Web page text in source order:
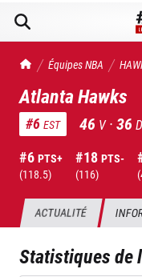
TrashTalk Actu NBA
Équipes NBA
Atlanta Hawks
#6 EST 46 V ·36 D
#6 PTS+
(118.5)
#18 PTS-
(116)
(
ACTUALITÉ
Statistiques de